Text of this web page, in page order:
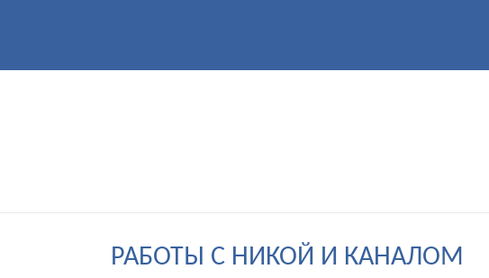
РАБОТЫ С НИКОЙ И КАНАЛОМ